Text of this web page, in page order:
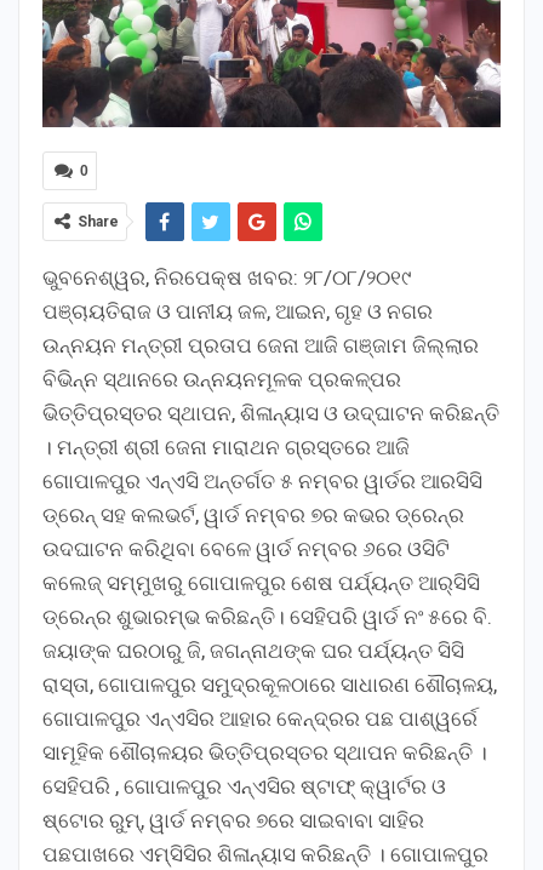
0
Share
ଭୁବନେଶ୍ୱର, ନିରପେକ୍ଷ ଖବର: ୨୮/୦୮/୨୦୧୯
ପଞ୍ଚାୟତିରାଜ ଓ ପାନୀୟ ଜଳ, ଆଇନ, ଗୃହ ଓ ନଗର
ଉନ୍ନୟନ ମନ୍ତ୍ରୀ ପ୍ରତାପ ଜେନା ଆଜି ଗଞ୍ଜାମ ଜିଲ୍ଲାର
ବିଭିନ୍ନ ସ୍ଥାନରେ ଉନ୍ନୟନମୂଳକ ପ୍ରକଳ୍ପର
ଭିତ୍ତିପ୍ରସ୍ତର ସ୍ଥାପନ, ଶିଳାନ୍ୟାସ ଓ ଉଦ୍‌ଘାଟନ କରିଛନ୍ତି
। ମନ୍ତ୍ରୀ ଶ୍ରୀ ଜେନା ମାରାଥନ ଗ୍ରସ୍ତରେ ଆଜି
ଗୋପାଳପୁର ଏନ୍‌ଏସି ଅନ୍ତର୍ଗତ ୫ ନମ୍ବର ୱାର୍ଡର ଆରସିସି
ଡ୍ରେନ୍‌ ସହ କଲଭର୍ଟ, ୱାର୍ଡ ନମ୍ବର ୭ର କଭର ଡ୍ରେନ୍‌ର
ଉଦଘାଟନ କରିଥିବା ବେଳେ ୱାର୍ଡ ନମ୍ବର ୬ରେ ଓସିଟି
କଲେଜ୍‌ ସମ୍ମୁଖରୁ ଗୋପାଳପୁର ଶେଷ ପର୍ଯ୍ୟନ୍ତ ଆର୍‌ସିସି
ଡ୍ରେନ୍‌ର ଶୁଭାରମ୍ଭ କରିଛନ୍ତି। ସେହିପରି ୱାର୍ଡ ନଂ ୫ରେ ବି.
ଜୟାଙ୍କ ଘରଠାରୁ ଜି, ଜଗନ୍ନାଥଙ୍କ ଘର ପର୍ଯ୍ୟନ୍ତ ସିସି
ରାସ୍ତା, ଗୋପାଳପୁର ସମୁଦ୍ରକୂଳଠାରେ ସାଧାରଣ ଶୌଚାଳୟ,
ଗୋପାଳପୁର ଏନ୍‌ଏସିର ଆହାର କେନ୍ଦ୍ରର ପଛ ପାଶ୍ୱର୍ରେ
ସାମୂହିକ ଶୌଚାଳୟର ଭିତ୍ତିପ୍ରସ୍ତର ସ୍ଥାପନ କରିଛନ୍ତି ।
ସେହିପରି , ଗୋପାଳପୁର ଏନ୍‌ଏସିର ଷ୍ଟାଫ୍‌ କ୍ୱାର୍ଟର ଓ
ଷ୍ଟୋର ରୁମ୍‌, ୱାର୍ଡ ନମ୍ବର ୭ରେ ସାଇବାବା ସାହିର
ପଛପାଖରେ ଏମ୍‌ସିସିର ଶିଳାନ୍ୟାସ କରିଛନ୍ତି । ଗୋପାଳପୁର